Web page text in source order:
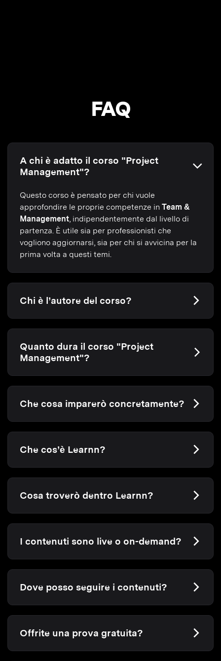
FAQ
A chi è adatto il corso "Project
Management"?
Questo corso è pensato per chi vuole
approfondire le proprie competenze in Team &
Management , indipendentemente dal livello di
partenza. È utile sia per professionisti che
vogliono aggiornarsi, sia per chi si avvicina per la
prima volta a questi temi.
Chi è l’autore del corso?
Quanto dura il corso "Project
Management"?
Che cosa imparerò concretamente?
Che cos’è Learnn?
Cosa troverò dentro Learnn?
I contenuti sono live o on-demand?
Dove posso seguire i contenuti?
Offrite una prova gratuita?